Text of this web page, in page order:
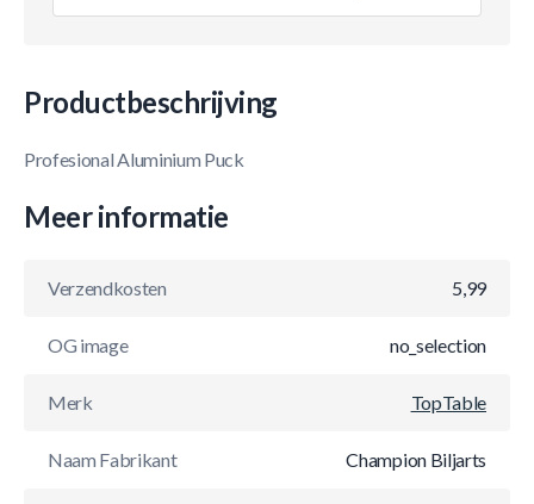
Productbeschrijving
Profesional Aluminium Puck
Meer informatie
Verzendkosten 5,99
OG image no_selection
Merk TopTable
Naam Fabrikant Champion Biljarts